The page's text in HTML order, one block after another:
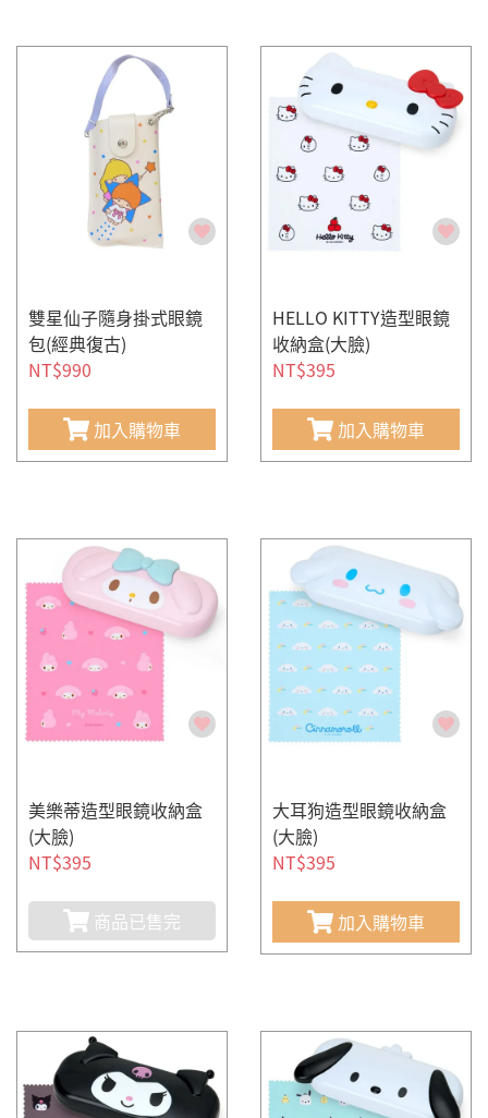
雙星仙子隨身掛式眼鏡
包(經典復古)
NT$990
加入購物車
HELLO KITTY造型眼鏡
收納盒(大臉)
NT$395
加入購物車
美樂蒂造型眼鏡收納盒
(大臉)
NT$395
商品已售完
大耳狗造型眼鏡收納盒
(大臉)
NT$395
加入購物車